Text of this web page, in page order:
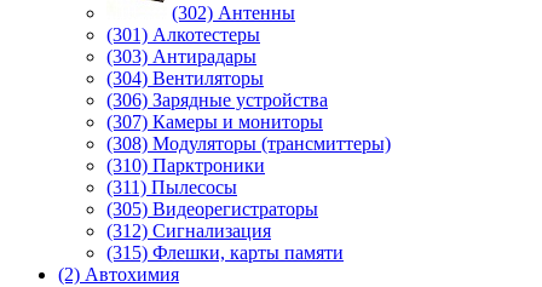
(302) Антенны
(301) Алкотестеры
(303) Антирадары
(304) Вентиляторы
(306) Зарядные устройства
(307) Камеры и мониторы
(308) Модуляторы (трансмиттеры)
(310) Парктроники
(311) Пылесосы
(305) Видеорегистраторы
(312) Сигнализация
(315) Флешки, карты памяти
(2) Автохимия